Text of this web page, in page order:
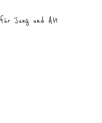
für Jung und Alt